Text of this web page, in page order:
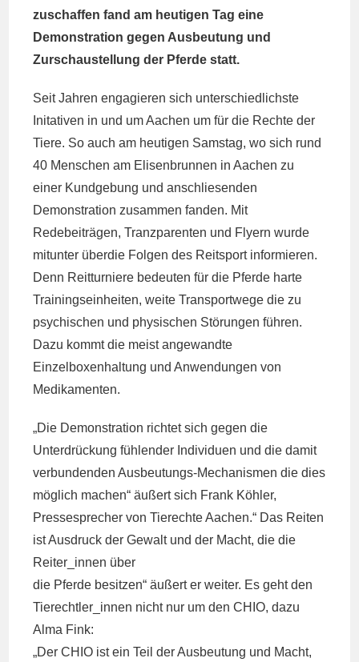
zuschaffen fand am heutigen Tag eine
Demonstration gegen Ausbeutung und
Zurschaustellung der Pferde statt.
Seit Jahren engagieren sich unterschiedlichste
Initativen in und um Aachen um für die Rechte der
Tiere. So auch am heutigen Samstag, wo sich rund
40 Menschen am Elisenbrunnen in Aachen zu
einer Kundgebung und anschliesenden
Demonstration zusammen fanden. Mit
Redebeiträgen, Tranzparenten und Flyern wurde
mitunter überdie Folgen des Reitsport informieren.
Denn Reitturniere bedeuten für die Pferde harte
Trainingseinheiten, weite Transportwege die zu
psychischen und physischen Störungen führen.
Dazu kommt die meist angewandte
Einzelboxenhaltung und Anwendungen von
Medikamenten.
„Die Demonstration richtet sich gegen die
Unterdrückung fühlender Individuen und die damit
verbundenden Ausbeutungs-Mechanismen die dies
möglich machen“ äußert sich Frank Köhler,
Pressesprecher von Tierechte Aachen.“ Das Reiten
ist Ausdruck der Gewalt und der Macht, die die
Reiter_innen über
die Pferde besitzen“ äußert er weiter. Es geht den
Tierechtler_innen nicht nur um den CHIO, dazu
Alma Fink:
„Der CHIO ist ein Teil der Ausbeutung und Macht,